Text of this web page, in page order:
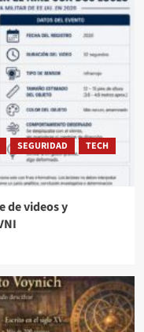
SEGURIDAD
TECH
de videos y